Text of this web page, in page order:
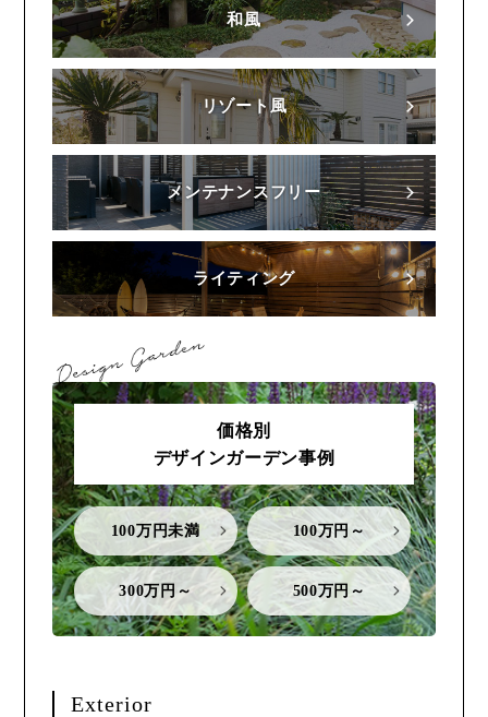
和風
リゾート風
メンテナンスフリー
ライティング
価格別
デザインガーデン事例
100万円未満 100万円～
300万円～ 500万円～
Exterior